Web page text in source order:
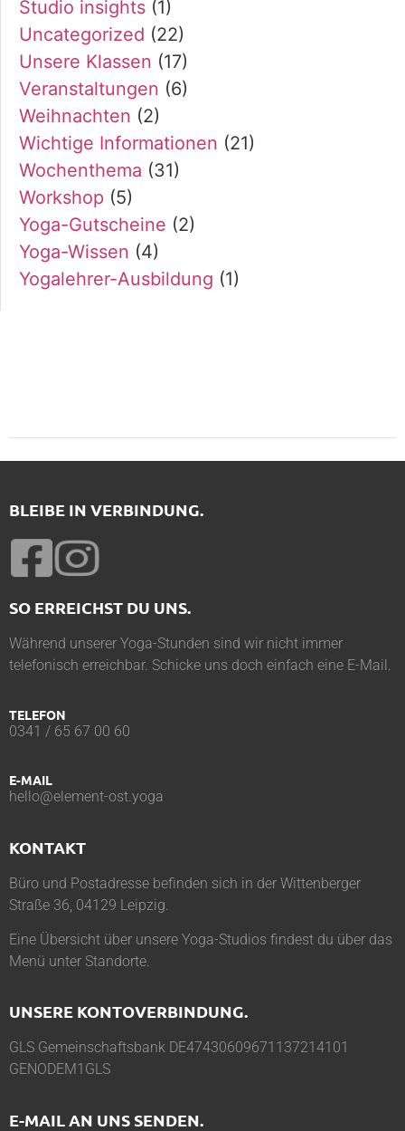
Studio insights (1)
Uncategorized (22)
Unsere Klassen (17)
Veranstaltungen (6)
Weihnachten (2)
Wichtige Informationen (21)
Wochenthema (31)
Workshop (5)
Yoga-Gutscheine (2)
Yoga-Wissen (4)
Yogalehrer-Ausbildung (1)
BLEIBE IN VERBINDUNG.
SO ERREICHST DU UNS.
Während unserer Yoga-Stunden sind wir nicht immer
telefonisch erreichbar. Schicke uns doch einfach eine E-Mail.
TELEFON
0341 / 65 67 00 60
E-MAIL
hello@element-ost.yoga
KONTAKT
Büro und Postadresse befinden sich in der Wittenberger
Straße 36, 04129 Leipzig.
Eine Übersicht über unsere Yoga-Studios findest du über das
Menü unter Standorte.
UNSERE KONTOVERBINDUNG.
GLS Gemeinschaftsbank DE47430609671137214101
GENODEM1GLS
E-MAIL AN UNS SENDEN.